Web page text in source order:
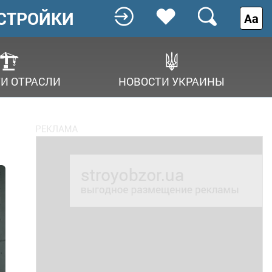
ОТРАСЛИ НОВОСТИ УКРАИНЫ
Аа